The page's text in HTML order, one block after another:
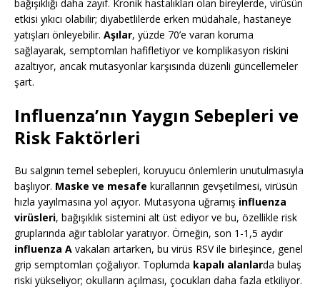
bağışıklığı daha zayıf. Kronik hastalıkları olan bireylerde, virüsün
etkisi yıkıcı olabilir; diyabetlilerde erken müdahale, hastaneye
yatışları önleyebilir. Aşılar, yüzde 70’e varan koruma
sağlayarak, semptomları hafifletiyor ve komplikasyon riskini
azaltıyor, ancak mutasyonlar karşısında düzenli güncellemeler
şart.
Influenza’nın Yaygın Sebepleri ve
Risk Faktörleri
Bu salgının temel sebepleri, koruyucu önlemlerin unutulmasıyla
başlıyor. Maske ve mesafe kurallarının gevşetilmesi, virüsün
hızla yayılmasına yol açıyor. Mutasyona uğramış influenza
virüsleri, bağışıklık sistemini alt üst ediyor ve bu, özellikle risk
gruplarında ağır tablolar yaratıyor. Örneğin, son 1-1,5 aydır
influenza A vakaları artarken, bu virüs RSV ile birleşince, genel
grip semptomları çoğalıyor. Toplumda kapalı alanlarda bulaş
riski yükseliyor; okulların açılması, çocukları daha fazla etkiliyor.